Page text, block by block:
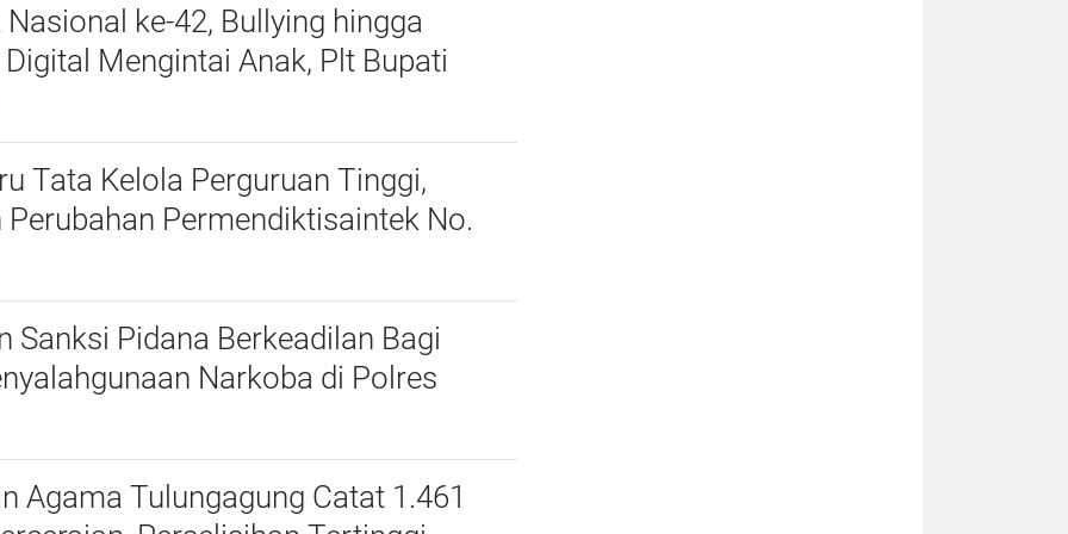
Nasional ke-42, Bullying hingga
Mengintai Anak, Plt Bupati
Ajak Wujudkan Tulungagung
Tata Kelola Perguruan Tinggi,
Perubahan Permendiktisaintek No.
No. 10/2026
Sanksi Pidana Berkeadilan Bagi
Narkoba di Polres
Agama Tulungagung Catat 1.461